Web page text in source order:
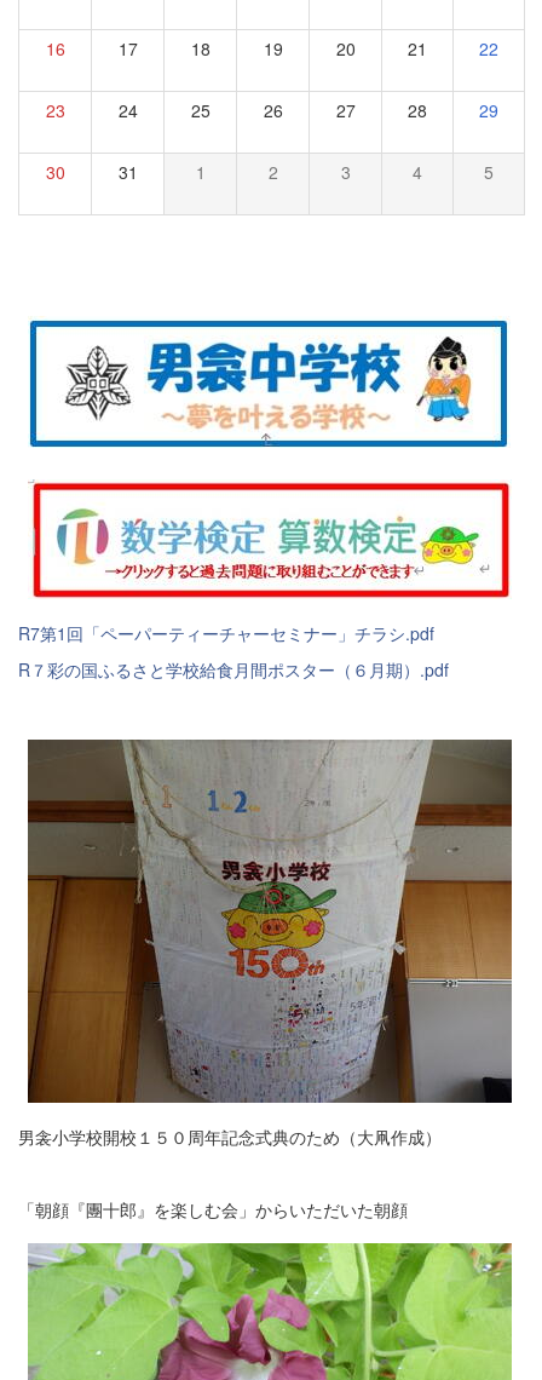
16 17 18 19 20 21 22
23 24 25 26 27 28 29
30 31 1 2 3 4 5
R7第1回「ペーパーティーチャーセミナー」チラシ.pdf
R７彩の国ふるさと学校給食月間ポスター（６月期）.pdf
男衾小学校開校１５０周年記念式典のため（大凧作成）
「朝顔『團十郎』を楽しむ会」からいただいた朝顔